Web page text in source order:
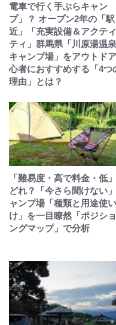
電車で行く手ぶらキャン
プ」？ オープン2年の「駅
近」「充実設備＆アクテ
ティ」群馬県「川原湯温
キャンプ場」をアウトド
心者におすすめする「4つ
理由」とは？
「難易度・高で料金・低
どれ？「今さら聞けない
ャンプ場「種類と用途使
け」を一目瞭然「ポジシ
ングマップ」で分析